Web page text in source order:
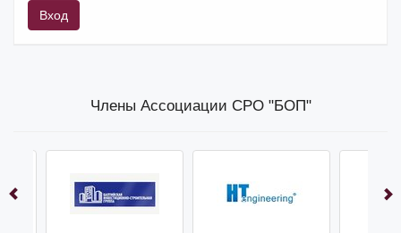
Вход
Члены Ассоциации СРО "БОП"